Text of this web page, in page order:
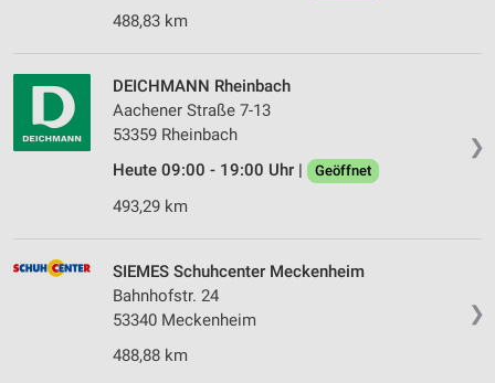
488,83 km
❯
DEICHMANN Rheinbach
Aachener Straße 7-13
53359 Rheinbach
Heute 09:00 - 19:00 Uhr |
Geöffnet
493,29 km
❯
SIEMES Schuhcenter Meckenheim
Bahnhofstr. 24
53340 Meckenheim
488,88 km
Messung der Werbeleistung
Messung der Performance von Inhalten
Analyse von Zielgruppen durch Statistiken oder
Entwicklung und Verbesserung der Angebote
Verwendung reduzierter Daten zur Auswahl von